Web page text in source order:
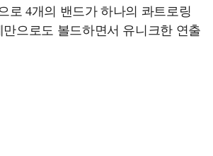
로 4개의 밴드가 하나의 콰트로링
으로도 볼드하면서 유니크한 연출